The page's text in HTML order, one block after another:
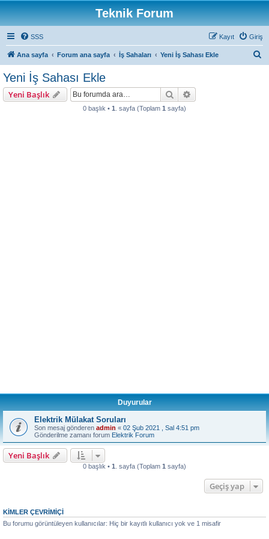
Teknik Forum
SSS Giriş
Kayıt
Ana sayfa Forum ana sayfa İş Sahaları Yeni İş Sahası Ekle
Yeni İş Sahası Ekle
Yeni Başlık Ara
0 başlık • 1 . sayfa (Toplam 1 sayfa)
Duyurular
Elektrik Mülakat Soruları
Son mesaj gönderen admin « 02 Şub 2021 , Sal 4:51 pm
Gönderilme zamanı forum Elektrik Forum
Yeni Başlık
0 başlık • 1 . sayfa (Toplam 1 sayfa)
Geçiş yap
KIMLER ÇEVRIMIÇI
Bu forumu görüntüleyen kullanıcılar: Hiç bir kayıtlı kullanıcı yok ve 1 misafir